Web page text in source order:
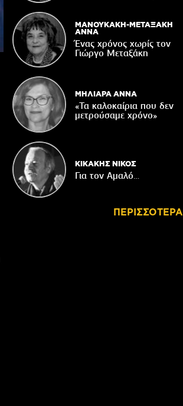
Ωράριο λειτουργίας του Γραφείου
Δακοκτονίας
06/08/2026
Η 8η Γιορτή Μπανάνας στην Άρβη με τη
στήριξη του Δήμου Βιάννου
ΜΑΝΟΥΚΑΚΗ-ΜΕΤΑΞΑΚΗ
ΑΝΝΑ
Ένας χρόνος χωρίς τον
Γιώργο Μεταξάκη
ΜΗΛΙΑΡΑ ΑΝΝΑ
«Τα καλοκαίρια που δεν
μετρούσαμε χρόνο»
ΚΙΚΑΚΗΣ ΝΙΚΟΣ
Για τον Αμαλό…
ΠΕΡΙΣΣΟΤΕΡΑ